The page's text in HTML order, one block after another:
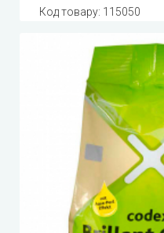
Код товару: 115050